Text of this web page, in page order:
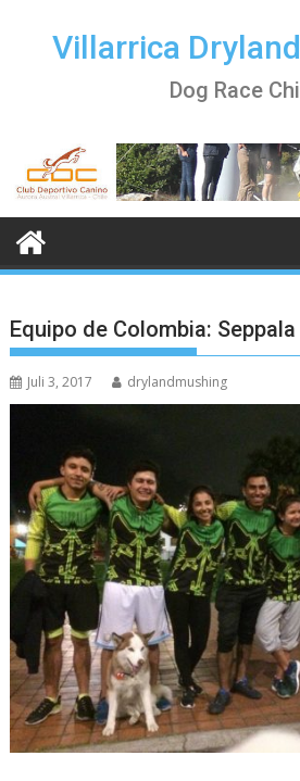
Villarrica
Dog Race
Equipo de Colombia:
Juli 3, 2017 drylandmushing